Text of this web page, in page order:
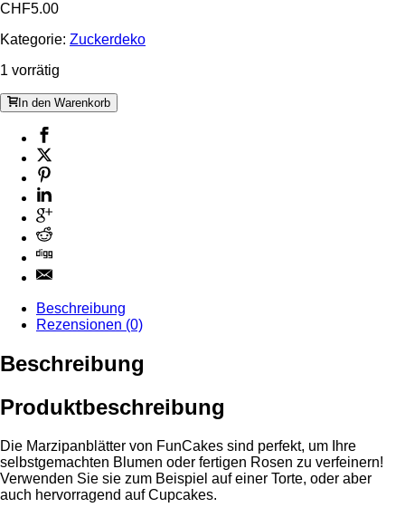
CHF5.00
Kategorie: Zuckerdeko
1 vorrätig
In den Warenkorb
Beschreibung
Rezensionen (0)
Beschreibung
Produktbeschreibung
Die Marzipanblätter von FunCakes sind perfekt, um Ihre
selbstgemachten Blumen oder fertigen Rosen zu verfeinern!
Verwenden Sie sie zum Beispiel auf einer Torte, oder aber
auch hervorragend auf Cupcakes.